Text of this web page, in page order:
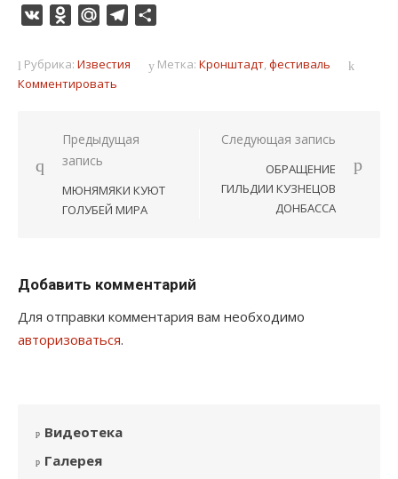
VK Odnoklassniki
Mail.RuTelegram
Рубрика: Известия Метка: Кронштадт,фестиваль
Комментировать
Навигация
по
записям
Предыдущая
запись
МЮНЯМЯКИ КУЮТ
ГОЛУБЕЙ МИРА
Следующая запись
ОБРАЩЕНИЕ
ГИЛЬДИИ КУЗНЕЦОВ
ДОНБАССА
Добавить комментарий
Для отправки комментария вам необходимо
авторизоваться.
Видеотека
Галерея